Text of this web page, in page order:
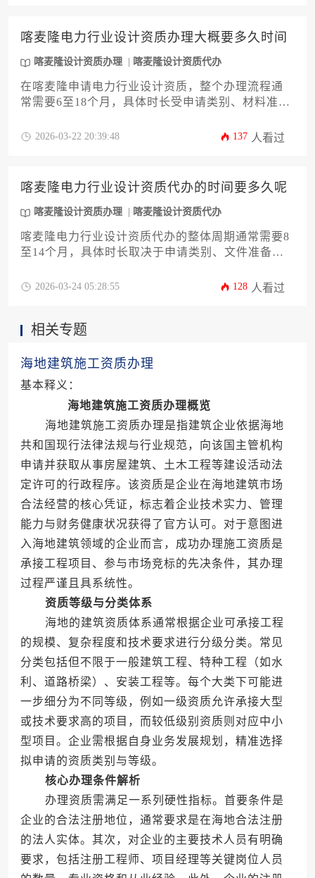
喀麦隆电力行业设计资质办理大概要多久时间
喀麦隆设计资质办理 喀麦隆设计资质代办
在喀麦隆申请电力行业设计资质，整个办理流程通
常需要6至18个月，具体时长受申请类别、材料准
响。对于计划进入当地市场的外国企业而言，提前
2026-03-22 20:39:48 137 人看过
喀麦隆电力行业设计资质代办的时间要多久呢
喀麦隆设计资质办理 喀麦隆设计资质代办
喀麦隆电力行业设计资质代办的整体周期通常需要8
至14个月，具体时长取决于申请类别、文件准备情
过程涉及资质标准确认、材料编制与公证、多部门
管控时间风险。
2026-03-24 05:28:55 128 人看过
相关专题
海地建筑施工资质办理
基本释义：
海地建筑施工资质办理概览
海地建筑施工资质办理是指建筑企业依据海地
共和国现行法律法规与行业规范，向该国主管机构
申请并获取从事房屋建筑、土木工程等建设活动法
定许可的行政程序。该资质是企业在海地建筑市场
合法经营的核心凭证，标志着企业技术实力、管理
能力与财务健康状况获得了官方认可。对于意图进
入海地建筑领域的企业而言，成功办理施工资质是
承接工程项目、参与市场竞标的先决条件，其办理
过程严谨且具系统性。
资质等级与分类体系
海地的建筑资质体系通常根据企业可承接工程
的规模、复杂程度和技术要求进行分级分类。常见
分类包括但不限于一般建筑工程、特种工程（如水
利、道路桥梁）、安装工程等。每个大类下可能进
一步细分为不同等级，例如一级资质允许承接大型
或技术要求高的项目，而较低级别资质则对应中小
型项目。企业需根据自身业务发展规划，精准选择
拟申请的资质类别与等级。
核心办理条件解析
办理资质需满足一系列硬性指标。首要条件是
企业的合法注册地位，通常要求是在海地合法注册
的法人实体。其次，对企业的主要技术人员有明确
要求，包括注册工程师、项目经理等关键岗位人员